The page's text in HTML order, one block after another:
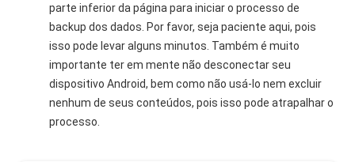
parte inferior da página para iniciar o processo de
backup dos dados. Por favor, seja paciente aqui, pois
isso pode levar alguns minutos. Também é muito
importante ter em mente não desconectar seu
dispositivo Android, bem como não usá-lo nem excluir
nenhum de seus conteúdos, pois isso pode atrapalhar o
processo.